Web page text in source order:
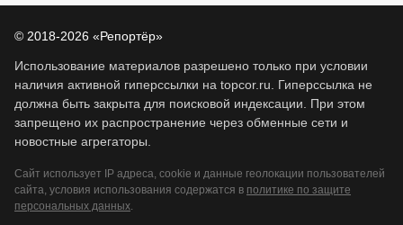
© 2018-2026 «Репортёр»
Использование материалов разрешено только при условии
наличия активной гиперссылки на topcor.ru. Гиперссылка не
должна быть закрыта для поисковой индексации. При этом
запрещено их распространение через обменные сети и
новостные агрегаторы.
Сайт использует IP адреса, cookie и данные геолокации пользователей
сайта, условия использования содержатся в политике по защите
персональных данных.